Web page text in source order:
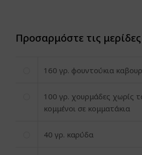
Προσαρμόστε τις μερίδες
160 γρ. φουντούκια
100 γρ. χουρμάδες χωρίς
κομμένοι σε κομματάκια
40 γρ. καρύδα